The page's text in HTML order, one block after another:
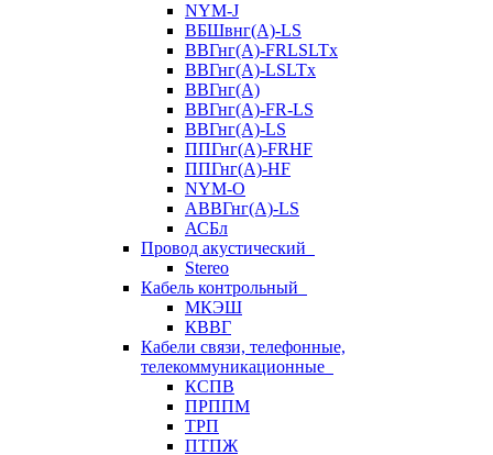
NYM-J
ВБШвнг(А)-LS
ВВГнг(A)-FRLSLTx
ВВГнг(A)-LSLTx
ВВГнг(А)
ВВГнг(А)-FR-LS
ВВГнг(А)-LS
ППГнг(А)-FRHF
ППГнг(А)-HF
NYM-O
АВВГнг(А)-LS
АСБл
Провод акустический
Stereo
Кабель контрольный
МКЭШ
КВВГ
Кабели связи, телефонные,
телекоммуникационные
КСПВ
ПРППМ
ТРП
ПТПЖ